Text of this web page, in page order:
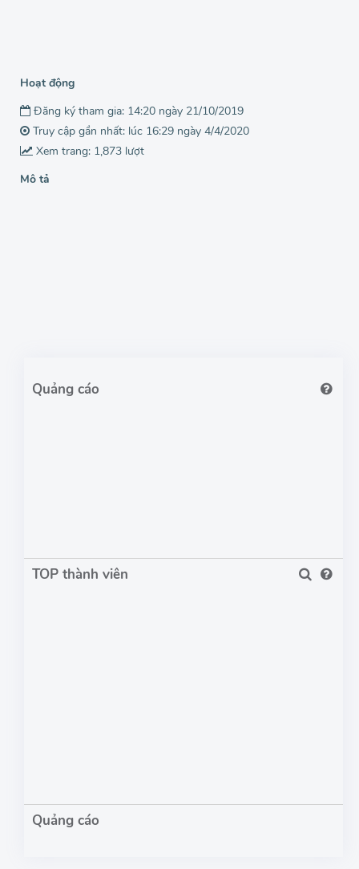
Hoạt động
Đăng ký tham gia: 14:20 ngày 21/10/2019
Truy cập gần nhất: lúc 16:29 ngày 4/4/2020
Xem trang: 1,873 lượt
Mô tả
TOP thành viên